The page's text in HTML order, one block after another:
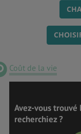
Coût de la vie
Avez-vous
recherchiez ?